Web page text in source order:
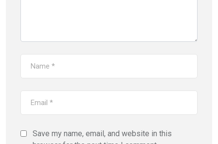
Save my name, email, and website in this